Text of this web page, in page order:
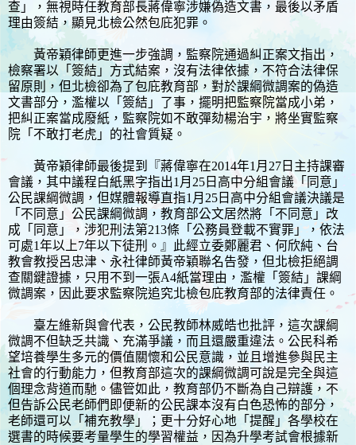
查」，無視時任教育部長蔣偉寧涉嫌偽造文書，最後以矛盾
理由簽結，顯見北檢公然包庇犯罪。
黃帝穎律師更進一步強調，監察院通過糾正案文指出，
檢察署以「簽結」方式結案，沒有法律依據，不符合法律保
留原則，但北檢卻為了包庇教育部，對於課綱微調案的偽造
文書部分，濫權以「簽結」了事，擺明把監察院當成小弟，
把糾正案當成廢紙，監察院如不敢彈劾楊治宇，將坐實監察
院「不敢打老虎」的社會質疑。
黃帝穎律師最後提到『蔣偉寧在2014年1月27日主持課審
會議，其中議程白紙黑字指出1月25日高中分組會議「同意」
公民課綱微調，但媒體報導直指1月25日高中分組會議決議是
「不同意」公民課綱微調，教育部公文居然將「不同意」改
成「同意」，涉犯刑法第213條「公務員登載不實罪」，依法
可處1年以上7年以下徒刑。』此經立委鄭麗君、何欣純、台
教會教授呂忠津、永社律師黃帝穎聯名告發，但北檢拒絕調
查關鍵證據，只用不到一張A4紙當理由，濫權「簽結」課綱
微調案，因此要求監察院追究北檢包庇教育部的法律責任。
臺左維新與會代表，公民教師林威皓也批評，這次課綱
微調不但缺乏共識、充滿爭議，而且還嚴重違法。公民科希
望培養學生多元的價值關懷和公民意識，並且增進參與民主
社會的行動能力，但教育部這次的課綱微調可說是完全與這
個理念背道而馳。儘管如此，教育部仍不斷為自己辯護，不
但告訴公民老師們即便新的公民課本沒有白色恐怖的部分，
老師還可以「補充教學」；更十分好心地「提醒」各學校在
選書的時候要考量學生的學習權益，因為升學考試會根據新